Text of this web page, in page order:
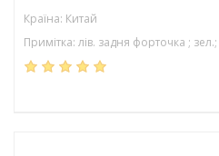
Країна: Китай
Примітка: лів. задня форточка ;